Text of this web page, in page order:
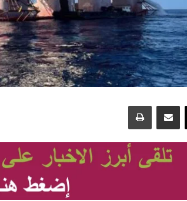
‫X مشاركة عبر البريد طباعة